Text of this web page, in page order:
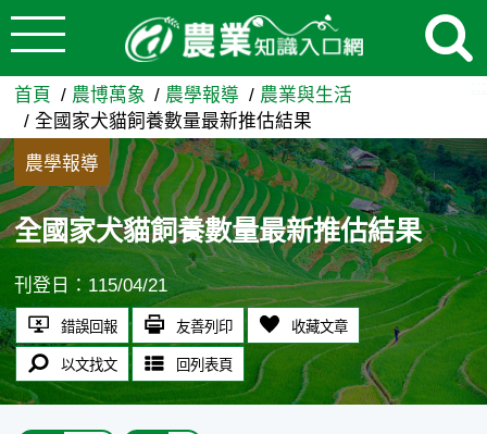
跳到主要內容
全國家犬貓飼養數量最新推
首頁 農博萬象 農學報導
農業與生活
全國家犬貓飼養數量最新推估結果
農學報導
全國家犬貓飼養數量最新推估結果
刊登日：115/04/21
錯誤回報 友善列印 收藏文章
以文找文 回列表頁